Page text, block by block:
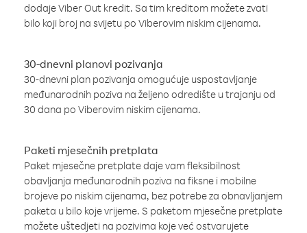
dodaje Viber Out kredit. Sa tim kreditom možete zvati
bilo koji broj na svijetu po Viberovim niskim cijenama.
30-dnevni planovi pozivanja
30-dnevni plan pozivanja omogućuje uspostavljanje
međunarodnih poziva na željeno odredište u trajanju od
30 dana po Viberovim niskim cijenama.
Paketi mjesečnih pretplata
Paket mjesečne pretplate daje vam fleksibilnost
obavljanja međunarodnih poziva na fiksne i mobilne
brojeve po niskim cijenama, bez potrebe za obnavljanjem
paketa u bilo koje vrijeme. S paketom mjesečne pretplate
možete uštedjeti na pozivima koje već ostvarujete